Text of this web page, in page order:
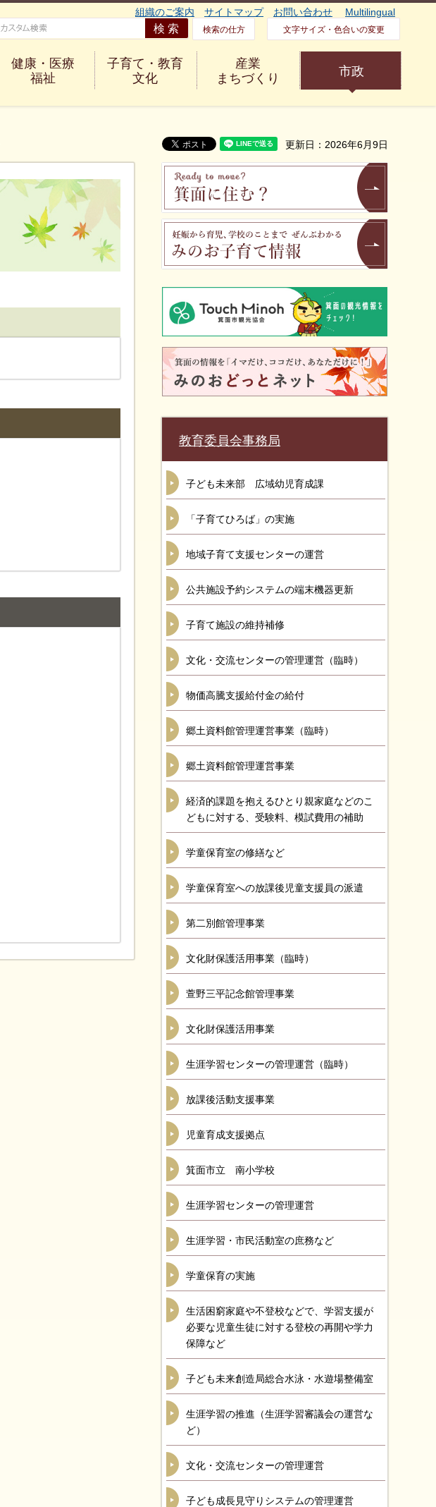
組織のご案内 サイトマップ お問い合わせ Multilingual
検索の仕方 文字サイズ・色合いの変更
健康・医療
福祉
子育て・教育
文化
産業
まちづくり
市政
更新日：2026年6月9日
教育委員会事務局
子ども未来部 広域幼児育成課
「子育てひろば」の実施
地域子育て支援センターの運営
公共施設予約システムの端末機器更新
子育て施設の維持補修
文化・交流センターの管理運営（臨時）
物価高騰支援給付金の給付
郷土資料館管理運営事業（臨時）
郷土資料館管理運営事業
経済的課題を抱えるひとり親家庭などのこ
どもに対する、受験料、模試費用の補助
学童保育室の修繕など
学童保育室への放課後児童支援員の派遣
第二別館管理事業
文化財保護活用事業（臨時）
萱野三平記念館管理事業
文化財保護活用事業
生涯学習センターの管理運営（臨時）
放課後活動支援事業
児童育成支援拠点
箕面市立 南小学校
生涯学習センターの管理運営
生涯学習・市民活動室の庶務など
学童保育の実施
生活困窮家庭や不登校などで、学習支援が
必要な児童生徒に対する登校の再開や学力
保障など
子ども未来創造局総合水泳・水遊場整備室
生涯学習の推進（生涯学習審議会の運営な
ど）
文化・交流センターの管理運営
子ども成長見守りシステムの管理運営